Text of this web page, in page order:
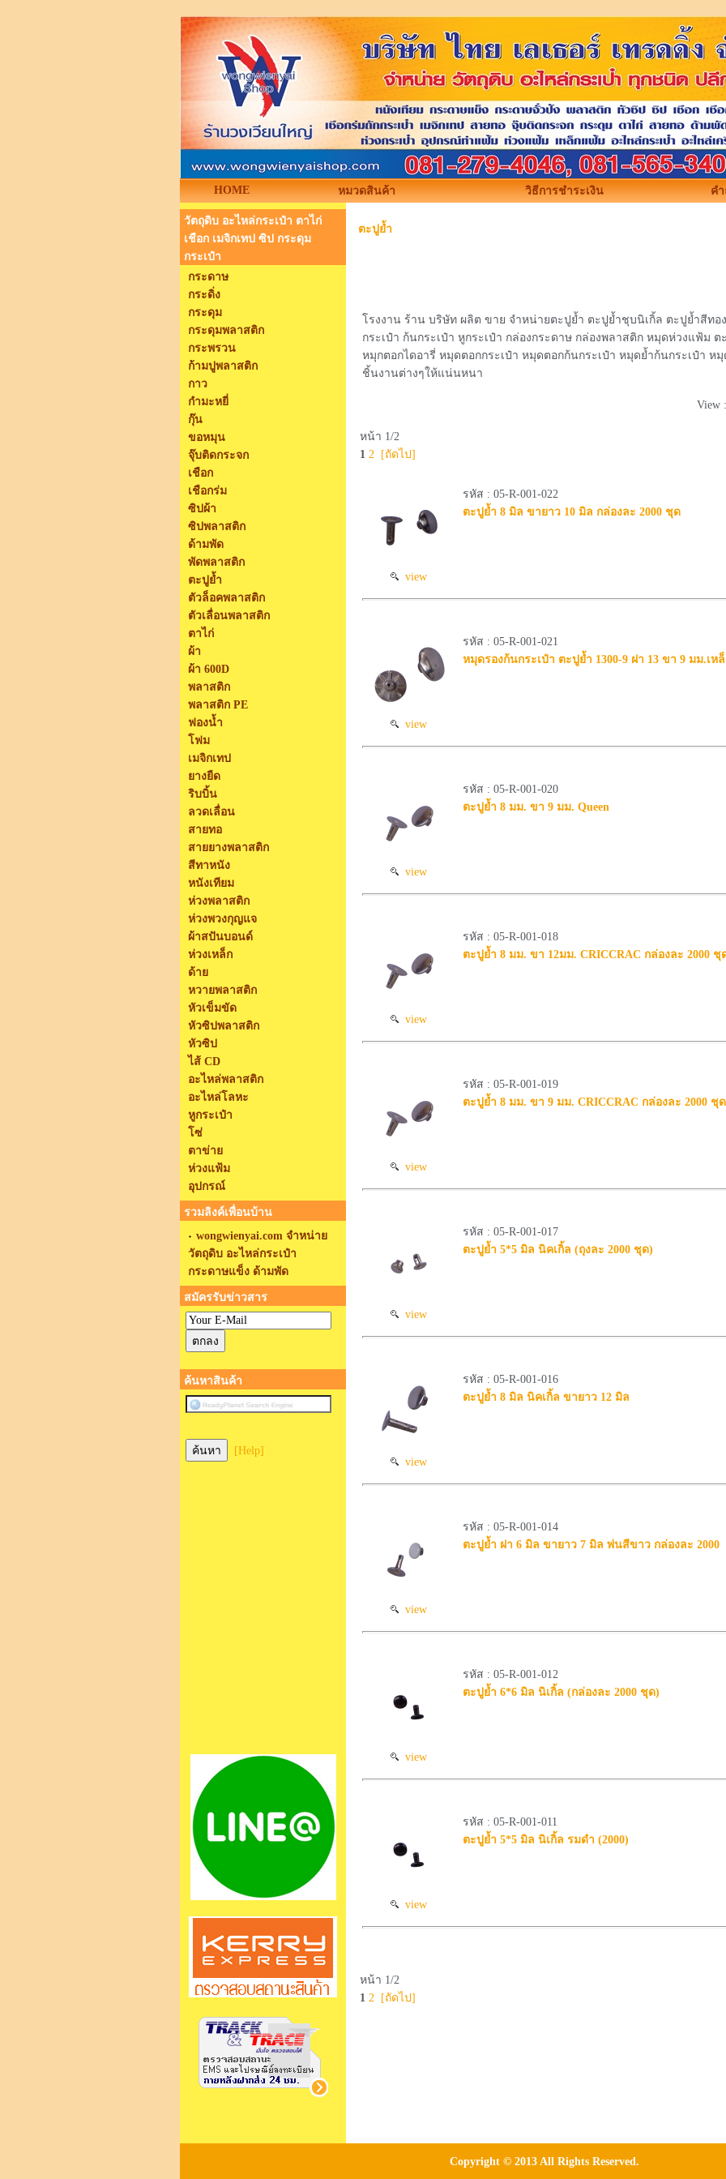
HOME หมวดสินค้า วิธีการชำระเงิน ค
วัตถุดิบ อะไหล่กระเป๋า ตาไก่
เชือก เมจิกเทป ซิป กระดุม
กระเป๋า
กระดาษ
กระดิ่ง
กระดุม
กระดุมพลาสติก
กระพรวน
ก้ามปูพลาสติก
กาว
กำมะหยี่
กุ๊น
ขอหมุน
จุ๊บติดกระจก
เชือก
เชือกร่ม
ซิปผ้า
ซิปพลาสติก
ด้ามพัด
พัดพลาสติก
ตะปูย้ำ
ตัวล็อคพลาสติก
ตัวเลื่อนพลาสติก
ตาไก่
ผ้า
ผ้า 600D
พลาสติก
พลาสติก PE
ฟองน้ำ
โฟม
เมจิกเทป
ยางยืด
ริบบิ้น
ลวดเลื่อน
สายทอ
สายยางพลาสติก
สีทาหนัง
หนังเทียม
ห่วงพลาสติก
ห่วงพวงกุญแจ
ผ้าสปันบอนด์
ห่วงเหล็ก
ด้าย
หวายพลาสติก
หัวเข็มขัด
หัวซิปพลาสติก
หัวซิป
ไส้ CD
อะไหล่พลาสติก
อะไหล่โลหะ
หูกระเป๋า
โซ่
ตาข่าย
ห่วงแฟ้ม
อุปกรณ์
รวมลิงค์เพื่อนบ้าน
wongwienyai.com จำหน่าย
วัตถุดิบ อะไหล่กระเป๋า
กระดาษแข็ง ด้ามพัด
สมัครรับข่าวสาร
ค้นหาสินค้า
[Help]
ตะปูย้ำ
โรงงาน ร้าน บริษัท ผลิต ขาย จำหน่ายตะปูย้ำ ตะปูย้ำชุบนิเกิ้ล ตะปูย้ำสีท
กระเป๋า ก้นกระเป๋า หูกระเป๋า กล่องกระดาษ กล่องพลาสติก หมุดห่วงแฟ้ม
หมุกตอกไดอารี่ หมุดตอกกระเป๋า หมุดตอกก้นกระเป๋า หมุดย้ำก้นกระเป๋า ห
ชิ้นงานต่างๆให้แน่นหนา
View
หน้า 1/2
1 2 [ถัดไป]
view
รหัส : 05-R-001-022
ตะปูย้ำ 8 มิล ขายาว 10 มิล กล่องละ 2000 ชุด
view
รหัส : 05-R-001-021
หมุดรองก้นกระเป๋า ตะปูย้ำ 1300-9 ฝา 13 ขา 9 มม.เห
view
รหัส : 05-R-001-020
ตะปูย้ำ 8 มม. ขา 9 มม. Queen
view
รหัส : 05-R-001-018
ตะปูย้ำ 8 มม. ขา 12มม. CRICCRAC กล่องละ 2000 ชุ
view
รหัส : 05-R-001-019
ตะปูย้ำ 8 มม. ขา 9 มม. CRICCRAC กล่องละ 2000 ชุด
view
รหัส : 05-R-001-017
ตะปูย้ำ 5*5 มิล นิคเกิ้ล (ถุงละ 2000 ชุด)
view
รหัส : 05-R-001-016
ตะปูย้ำ 8 มิล นิคเกิ้ล ขายาว 12 มิล
view
รหัส : 05-R-001-014
ตะปูย้ำ ฝา 6 มิล ขายาว 7 มิล พ่นสีขาว กล่องละ 2000
view
รหัส : 05-R-001-012
ตะปูย้ำ 6*6 มิล นิเกิ้ล (กล่องละ 2000 ชุด)
view
รหัส : 05-R-001-011
ตะปูย้ำ 5*5 มิล นิเกิ้ล รมดำ (2000)
หน้า 1/2
1 2 [ถัดไป]
Copyright © 2013 All Rights Reserved.